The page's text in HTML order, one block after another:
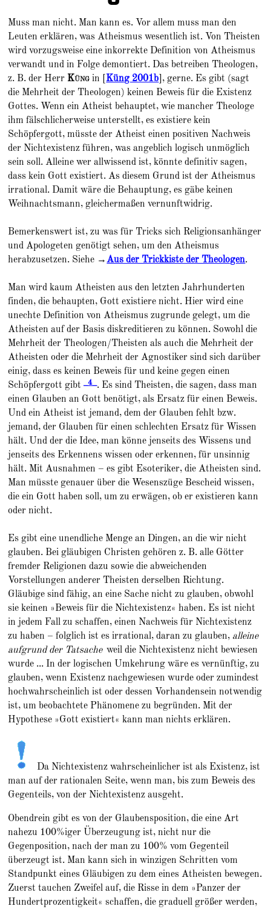
Muss man nicht. Man kann es. Vor allem muss man den
Leuten erklären, was Atheismus wesentlich ist. Von Theisten
wird vorzugsweise eine inkorrekte Definition von Atheismus
verwandt und in Folge demontiert. Das betreiben Theologen,
z. B. der Herr Küng in [Küng 2001b], gerne. Es gibt (sagt
die Mehrheit der Theologen) keinen Beweis für die Existenz
Gottes. Wenn ein Atheist behauptet, wie mancher Theologe
ihm fälschlicherweise unterstellt, es existiere kein
Schöpfergott, müsste der Atheist einen positiven Nachweis
der Nichtexistenz führen, was angeblich logisch unmöglich
sein soll. Alleine wer allwissend ist, könnte definitiv sagen,
dass kein Gott existiert. As diesem Grund ist der Atheismus
irrational. Damit wäre die Behauptung, es gäbe keinen
Weihnachtsmann, gleichermaßen vernunftwidrig.
Bemerkenswert ist, zu was für Tricks sich Religionsanhänger
und Apologeten genötigt sehen, um den Atheismus
herabzusetzen. Siehe →Aus der Trickkiste der Theologen.
Man wird kaum Atheisten aus den letzten Jahrhunderten
finden, die behaupten, Gott existiere nicht. Hier wird eine
unechte Definition von Atheismus zugrunde gelegt, um die
Atheisten auf der Basis diskreditieren zu können. Sowohl die
Mehrheit der Theologen/Theisten als auch die Mehrheit der
Atheisten oder die Mehrheit der Agnostiker sind sich darüber
einig, dass es keinen Beweis für und keine gegen einen
Schöpfergott gibt
_4_ . Es sind Theisten, die sagen, dass man
einen Glauben an Gott benötigt, als Ersatz für einen Beweis.
Und ein Atheist ist jemand, dem der Glauben fehlt bzw.
jemand, der Glauben für einen schlechten Ersatz für Wissen
hält. Und der die Idee, man könne jenseits des Wissens und
jenseits des Erkennens wissen oder erkennen, für unsinnig
hält. Mit Ausnahmen – es gibt Esoteriker, die Atheisten sind.
Man müsste genauer über die Wesenszüge Bescheid wissen,
die ein Gott haben soll, um zu erwägen, ob er existieren kann
oder nicht.
Es gibt eine unendliche Menge an Dingen, an die wir nicht
glauben. Bei gläubigen Christen gehören z. B. alle Götter
fremder Religionen dazu sowie die abweichenden
Vorstellungen anderer Theisten derselben Richtung.
Gläubige sind fähig, an eine Sache nicht zu glauben, obwohl
sie keinen »Beweis für die Nichtexistenz« haben. Es ist nicht
in jedem Fall zu schaffen, einen Nachweis für Nichtexistenz
zu haben – folglich ist es irrational, daran zu glauben, alleine
aufgrund der Tatsacheweil die Nichtexistenz nicht bewiesen
wurde ... In der logischen Umkehrung wäre es vernünftig, zu
glauben, wenn Existenz nachgewiesen wurde oder zumindest
hochwahrscheinlich ist oder dessen Vorhandensein notwendig
ist, um beobachtete Phänomene zu begründen. Mit der
Hypothese »Gott existiert« kann man nichts erklären.
Da Nichtexistenz wahrscheinlicher ist als Existenz, ist
man auf der rationalen Seite, wenn man, bis zum Beweis des
Gegenteils, von der Nichtexistenz ausgeht.
Obendrein gibt es von der Glaubensposition, die eine Art
nahezu 100%iger Überzeugung ist, nicht nur die
Gegenposition, nach der man zu 100% vom Gegenteil
überzeugt ist. Man kann sich in winzigen Schritten vom
Standpunkt eines Gläubigen zu dem eines Atheisten bewegen.
Zuerst tauchen Zweifel auf, die Risse in dem »Panzer der
Hundertprozentigkeit« schaffen, die graduell größer werden,